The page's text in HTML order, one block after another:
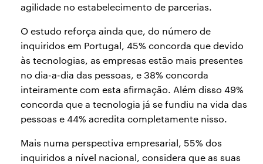
agilidade no estabelecimento de parcerias.
O estudo reforça ainda que, do número de
inquiridos em Portugal, 45% concorda que devido
às tecnologias, as empresas estão mais presentes
no dia-a-dia das pessoas, e 38% concorda
inteiramente com esta afirmação. Além disso 49%
concorda que a tecnologia já se fundiu na vida das
pessoas e 44% acredita completamente nisso.
Mais numa perspectiva empresarial, 55% dos
inquiridos a nível nacional, considera que as suas